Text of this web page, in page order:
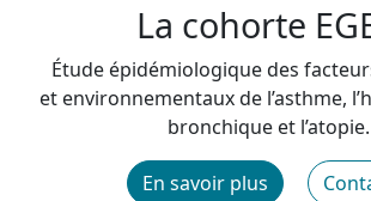
La cohorte
Étude épidémiologique des
et environnementaux de l’asthme,
bronchique et l’atopie.
En savoir plus